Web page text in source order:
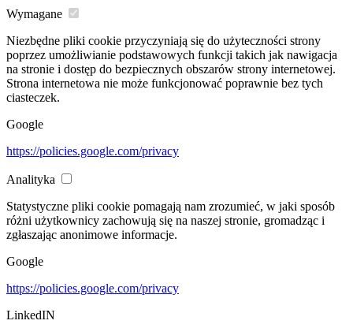
Wymagane
Niezbędne pliki cookie przyczyniają się do użyteczności strony
poprzez umożliwianie podstawowych funkcji takich jak nawigacja
na stronie i dostęp do bezpiecznych obszarów strony internetowej.
Strona internetowa nie może funkcjonować poprawnie bez tych
ciasteczek.
Google
https://policies.google.com/privacy
Analityka
Statystyczne pliki cookie pomagają nam zrozumieć, w jaki sposób
różni użytkownicy zachowują się na naszej stronie, gromadząc i
zgłaszając anonimowe informacje.
Google
https://policies.google.com/privacy
LinkedIN